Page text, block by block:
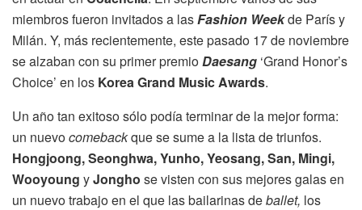
miembros fueron invitados a lasFashion Weekde París y
Milán. Y, más recientemente, este pasado 17 de noviembre
se alzaban con su primer premioDaesang ‘Grand Honor’s
Choice’ en los Korea Grand Music Awards.
Un año tan exitoso sólo podía terminar de la mejor forma:
un nuevocomebackque se sume a la lista de triunfos.
Hongjoong, Seonghwa, Yunho, Yeosang, San, Mingi,
Wooyoung yJongho se visten con sus mejores galas en
un nuevo trabajo en el que las bailarinas deballet, los